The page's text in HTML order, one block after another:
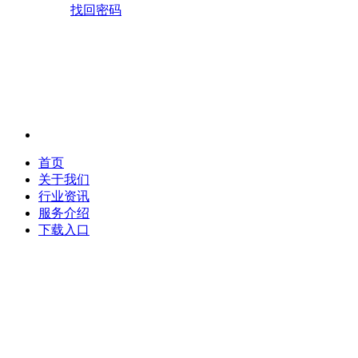
找回密码
首页
关于我们
行业资讯
服务介绍
下载入口